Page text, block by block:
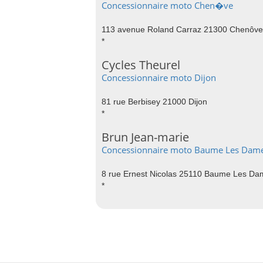
Concessionnaire moto Chen�ve
113 avenue Roland Carraz 21300 Chenôve
*
Cycles Theurel
Concessionnaire moto Dijon
81 rue Berbisey 21000 Dijon
*
Brun Jean-marie
Concessionnaire moto Baume Les
8 rue Ernest Nicolas 25110 Baume Les
*